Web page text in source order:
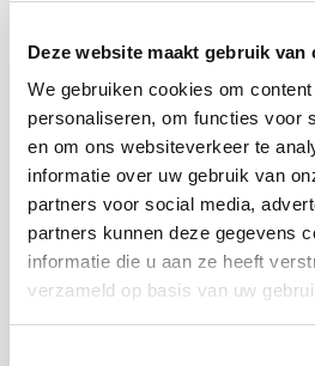
Deze website maakt gebruik van
We gebruiken cookies om
personaliseren, om functies voor
en om ons websiteverkeer te
informatie over uw gebruik van
partners voor social media,
partners kunnen deze gegevens
informatie die u aan ze heeft
verzameld op basis van uw
10 € 7,74
15 € 6,78
€ 6,29
50 € 5,81
100 € 5,32
200 € 4,84